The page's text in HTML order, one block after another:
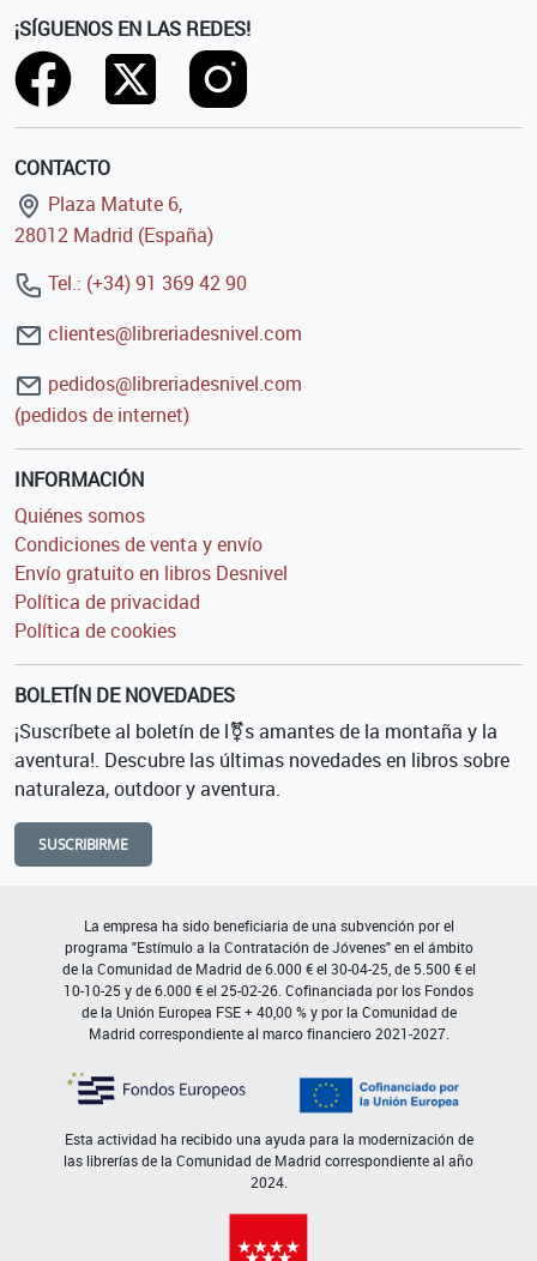
¡SÍGUENOS EN LAS REDES!
CONTACTO
Plaza Matute 6,
28012 Madrid (España)
Tel.: (+34) 91 369 42 90
clientes@libreriadesnivel.com
pedidos@libreriadesnivel.com
(pedidos de internet)
INFORMACIÓN
Quiénes somos
Condiciones de venta y envío
Envío gratuito en libros Desnivel
Política de privacidad
Política de cookies
BOLETÍN DE NOVEDADES
¡Suscríbete al boletín de l⚧s amantes de la montaña y la
aventura!. Descubre las últimas novedades en libros sobre
naturaleza, outdoor y aventura.
SUSCRIBIRME
La empresa ha sido beneficiaria de una subvención por el
programa "Estímulo a la Contratación de Jóvenes" en el ámbito
de la Comunidad de Madrid de 6.000 € el 30-04-25, de 5.500 € el
10-10-25 y de 6.000 € el 25-02-26. Cofinanciada por los Fondos
de la Unión Europea FSE + 40,00 % y por la Comunidad de
Madrid correspondiente al marco financiero 2021-2027.
Esta actividad ha recibido una ayuda para la modernización de
las librerías de la Comunidad de Madrid correspondiente al año
2024.